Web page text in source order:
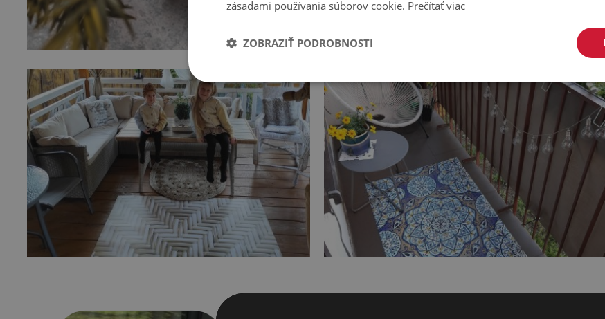
zásadami používania súborov cookie. Prečítať viac
ZOBRAZIŤ PODROBNOSTI